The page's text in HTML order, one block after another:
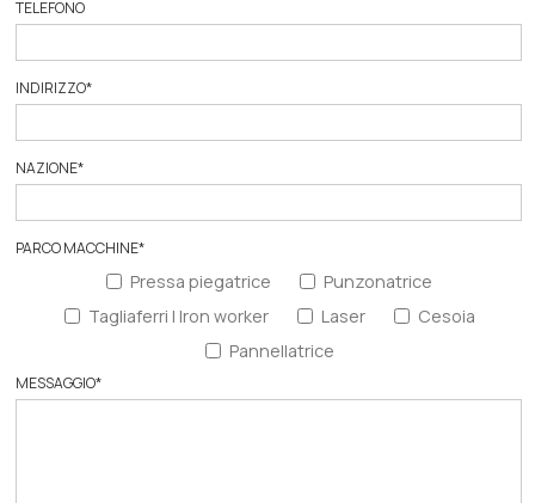
TELEFONO
INDIRIZZO*
NAZIONE*
PARCO MACCHINE*
Pressa piegatrice
Punzonatrice
Tagliaferri | Iron worker
Laser
Cesoia
Pannellatrice
MESSAGGIO*